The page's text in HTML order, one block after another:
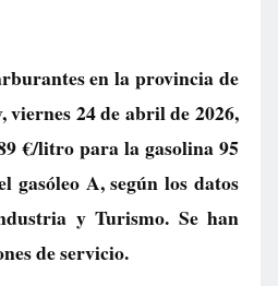
en la provincia de
viernes 24 de abril de 2026,
€/litropara la gasolina 95
gasóleo A, según los datos
y Turismo. Se han
de servicio.